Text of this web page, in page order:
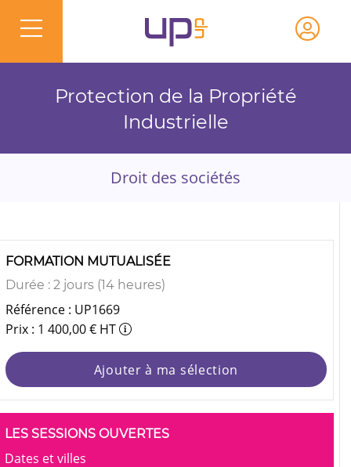
Protection de la Propriété
Industrielle
Droit des sociétés
FORMATION MUTUALISÉE
Durée : 2 jours (14 heures)
Référence : UP1669
Prix : 1 400,00 € HT
Ajouter à ma sélection
LES SESSIONS OUVERTES
Dates et villes